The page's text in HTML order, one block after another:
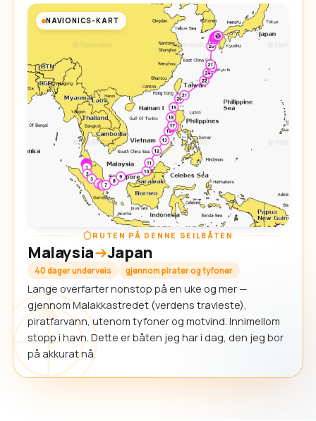
NAVIONICS-KART
RUTEN PÅ DENNE SEILBÅTEN
Malaysia Japan
40 dager underveis gjennom pirater og tyfoner
Lange overfarter nonstop på en uke og mer —
gjennom Malakkastredet (verdens travleste),
piratfarvann, utenom tyfoner og motvind. Innimellom
stopp i havn. Dette er båten jeg har i dag, den jeg bor
på akkurat nå.